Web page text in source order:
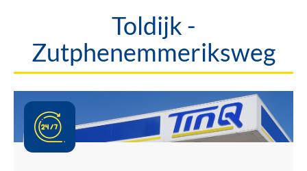
Toldijk -
Zutphenemmeriksweg